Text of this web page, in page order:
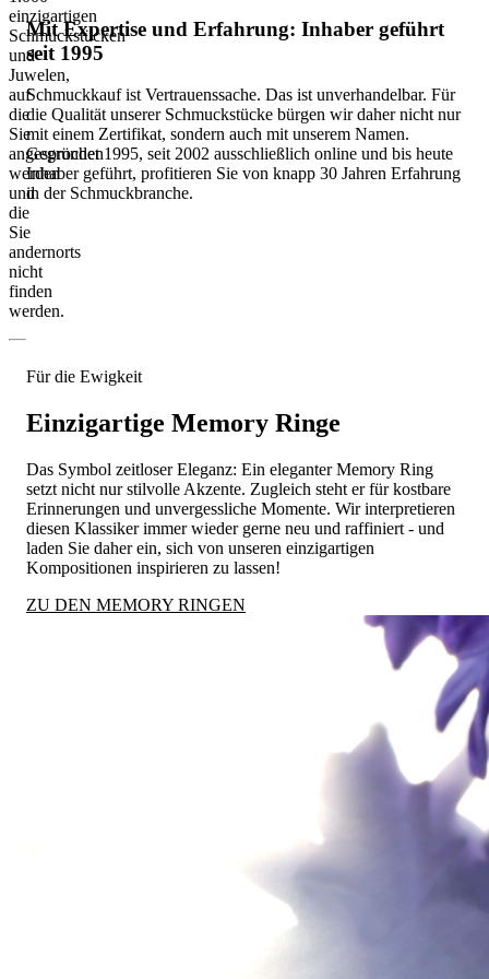
einzigartigen
Schmuckstücken
und
Juwelen,
auf
die
Sie
angesprochen
werden
und
die
Sie
andernorts
nicht
finden
werden.
Mit Expertise und Erfahrung: Inhaber geführt
seit 1995
Schmuckkauf ist Vertrauenssache. Das ist unverhandelbar. Für
die Qualität unserer Schmuckstücke bürgen wir daher nicht nur
mit einem Zertifikat, sondern auch mit unserem Namen.
Gegründet 1995, seit 2002 ausschließlich online und bis heute
Inhaber geführt, profitieren Sie von knapp 30 Jahren Erfahrung
in der Schmuckbranche.
Für die Ewigkeit
Einzigartige Memory Ringe
Das Symbol zeitloser Eleganz: Ein eleganter Memory Ring
setzt nicht nur stilvolle Akzente. Zugleich steht er für kostbare
Erinnerungen und unvergessliche Momente. Wir interpretieren
diesen Klassiker immer wieder gerne neu und raffiniert - und
laden Sie daher ein, sich von unseren einzigartigen
Kompositionen inspirieren zu lassen!
ZU DEN MEMORY RINGEN